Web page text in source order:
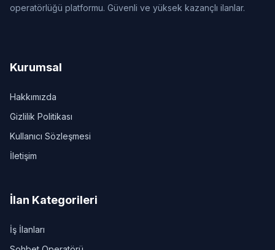
operatörlüğü platformu. Güvenli ve yüksek kazançlı ilanlar.
Kurumsal
Hakkımızda
Gizlilik Politikası
Kullanıcı Sözleşmesi
İletişim
İlan Kategorileri
İş İlanları